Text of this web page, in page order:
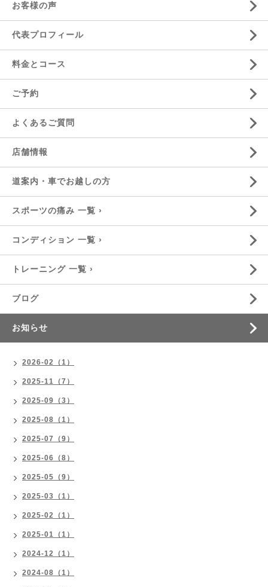
お客様の声
代表プロフィール
料金とコース
ご予約
よくあるご質問
店舗情報
道案内・車でお越しの方
スポーツの痛み 一覧 ›
コンディション 一覧 ›
トレーニング 一覧 ›
ブログ
お知らせ
2026-02（1）
2025-11（7）
2025-09（3）
2025-08（1）
2025-07（9）
2025-06（8）
2025-05（9）
2025-03（1）
2025-02（1）
2025-01（1）
2024-12（1）
2024-08（1）